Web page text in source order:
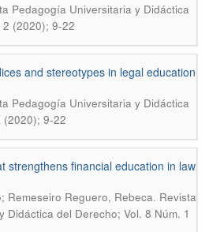
Pedagogía Universitaria y Didáctica
2 (2020); 9-22
and stereotypes in legal education
Pedagogía Universitaria y Didáctica
(2020); 9-22
strengthens financial education in law
Remeseiro Reguero, Rebeca. Revista
Didáctica del Derecho; Vol. 8 Núm. 1